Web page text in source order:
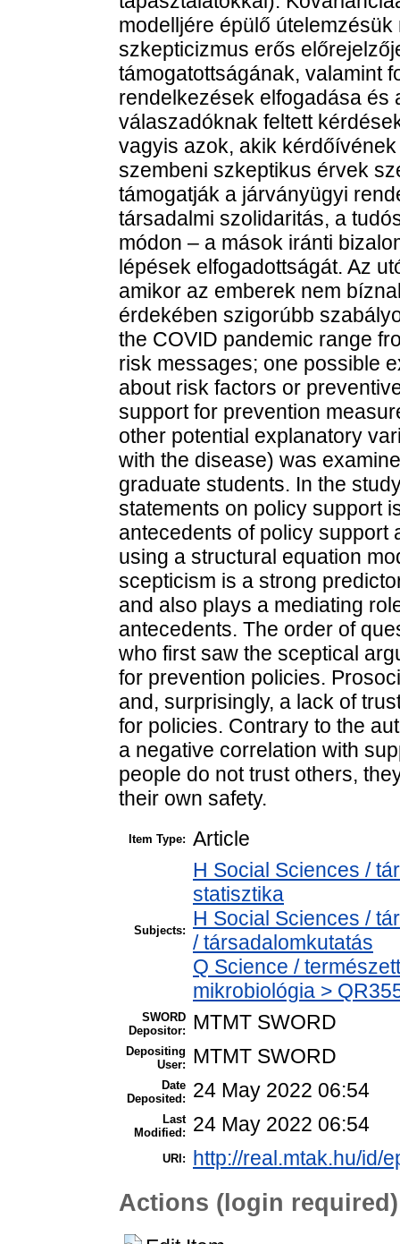
modelljére épülő
szkepticizmus erős
támogatottságának, valamint
rendelkezések elfogadása és
válaszadóknak feltett
vagyis azok, akik
szembeni szkeptikus érvek
támogatják a járványügyi
társadalmi szolidaritás, a
módon – a mások iránti
lépések elfogadottságát. Az
amikor az emberek nem
érdekében szigorúbb
the COVID pandemic range
risk messages; one possible
about risk factors or
support for prevention
other potential explanatory
with the disease) was
graduate students. In the
statements on policy support
antecedents of policy support
using a structural equation
scepticism is a strong
and also plays a mediating
antecedents. The order of
who first saw the sceptical
for prevention policies.
and, surprisingly, a lack of
for policies. Contrary to the
a negative correlation with
people do not trust others,
their own safety.
Item Type: Article
Subjects:
H Social Sciences /
statisztika
H Social Sciences /
/ társadalomkutatás
Q Science /
mikrobiológia >
SWORD
Depositor:
MTMT SWORD
Depositing
User:
MTMT SWORD
Date
Deposited:
24 May 2022 06:54
Last
Modified:
24 May 2022 06:54
URI: http://real.mtak.hu/id/
Actions (login required)